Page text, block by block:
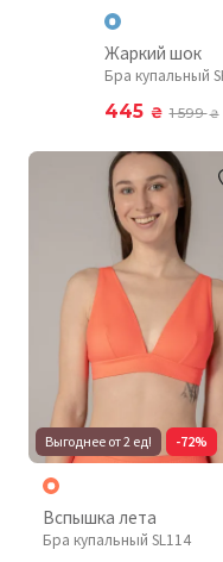
Жаркий шок
Бра купальный
445 ₴ 1 599₴
Выгоднее от 2 ед! -72%
Вспышка лета
Бра купальный SL114